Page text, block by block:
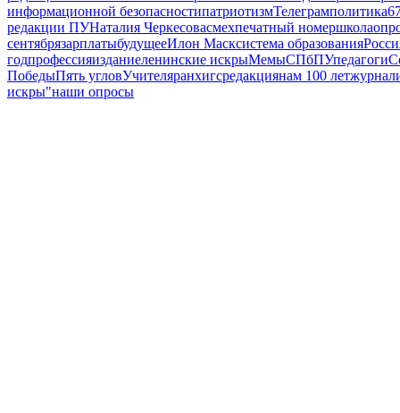
информационной безопасностипатриотизмТелеграмполитика
редакции ПУНаталия Черкесовасмехпечатный номершкола
сентябрязарплатыбудущееИлон Масксистема образования
годпрофессияизданиеленинские искрыМемыСПбПУпедагоги
ПобедыПять угловУчителяранхигсредакциянам 100 лет
искры"наши опросы